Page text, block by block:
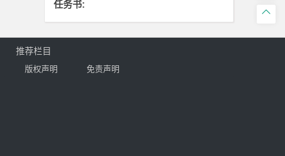
任务书:

推荐栏目
版权声明 免责声明